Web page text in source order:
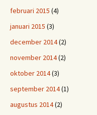
februari 2015 (4)
januari 2015 (3)
december 2014(2)
november 2014(2)
oktober 2014(3)
september 2014(1)
augustus 2014(2)